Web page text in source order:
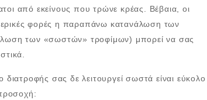
από εκείνους που τρώνε κρέας. Βέβαια, οι
μερικές φορές η παραπάνω κατανάλωση των
των «σωστών» τροφίμων) μπορεί να σας
σας δε λειτουργεί σωστά είναι εύκολο